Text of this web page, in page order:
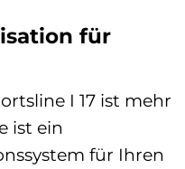
für
I 17 ist mehr
ist ein
für Ihren